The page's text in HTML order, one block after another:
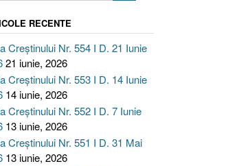
RECENTE
Creștinului Nr. 554 I D. 21 Iunie
21 iunie, 2026
Creștinului Nr. 553 I D. 14 Iunie
14 iunie, 2026
Creștinului Nr. 552 I D. 7 Iunie
13 iunie, 2026
Creștinului Nr. 551 I D. 31 Mai
13 iunie, 2026